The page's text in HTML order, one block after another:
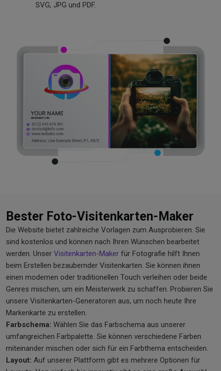
SVG, JPG und PDF.
Bester Foto-Visitenkarten-Maker
Die Website bietet zahlreiche Vorlagen zum Ausprobieren. Sie
sind kostenlos und können nach Ihren Wünschen bearbeitet
werden. Unser Visitenkarten-Maker für Fotografie hilft Ihnen
beim Erstellen bezaubernder Visitenkarten. Sie können ihnen
einen modernen oder traditionellen Touch verleihen oder beide
Genres mischen, um ein Meisterwerk zu schaffen. Probieren Sie
unsere Visitenkarten-Generatoren aus, um noch heute Ihre
Markenkarte zu erstellen.
Farbschema: Wählen Sie das Farbschema aus unserer
umfangreichen Farbpalette. Sie können verschiedene Farben
miteinander mischen oder sich für ein Farbthema entscheiden.
Layout: Auf unserer Plattform gibt es mehrere Optionen für